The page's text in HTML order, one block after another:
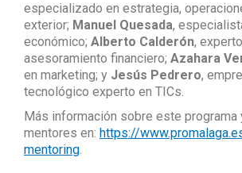
especializado en estrategia,
exterior; Manuel Quesada,
económico; Alberto Calderón,
asesoramiento financiero; Azahara
en marketing; y Jesús Pedrero,
tecnológico experto en TICs.
Más información sobre este programa
mentores en: https://
mentoring.